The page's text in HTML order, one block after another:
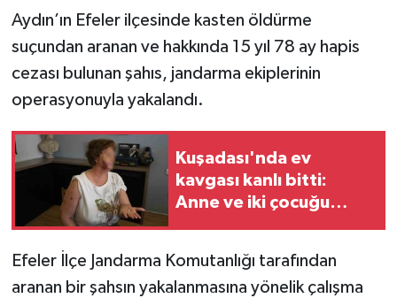
Aydın’ın Efeler ilçesinde kasten öldürme
suçundan aranan ve hakkında 15 yıl 78 ay hapis
cezası bulunan şahıs, jandarma ekiplerinin
operasyonuyla yakalandı.
Kuşadası'nda ev
kavgası kanlı bitti:
Anne ve iki çocuğu
Efeler İlçe Jandarma Komutanlığı tarafından
aranan bir şahsın yakalanmasına yönelik çalışma